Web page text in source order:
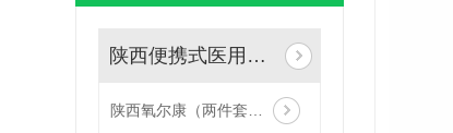
陕西便携式医用供氧器
陕西氧尔康（两件套） SS-M2-1000